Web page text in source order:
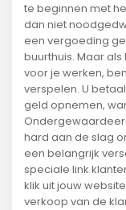
te beginnen met
dan niet
een vergoeding
buurthuis. Maar
voor je werken,
verspelen. U
geld opnemen,
hard aan de slag
een belangrijk
speciale link
klik uit jouw
verkoop van de